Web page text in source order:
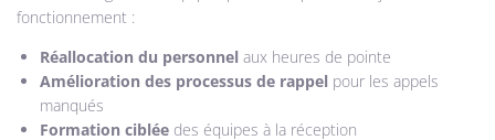
fonctionnement :
Réallocation du personnel aux heures de pointe
Amélioration des processus de rappel pour les appels
manqués
Formation ciblée des équipes à la réception